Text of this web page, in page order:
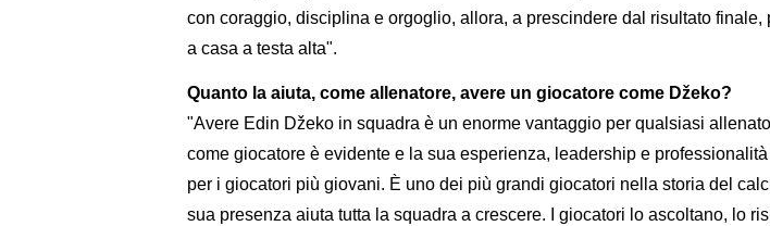
con coraggio, disciplina e orgoglio, allora, a prescindere dal risultato finale,
a casa a testa alta".
Quanto la aiuta, come allenatore, avere un giocatore come Džeko?
"Avere Edin Džeko in squadra è un enorme vantaggio per qualsiasi
come giocatore è evidente e la sua esperienza, leadership e
per i giocatori più giovani. È uno dei più grandi giocatori nella storia del
sua presenza aiuta tutta la squadra a crescere. I giocatori lo ascoltano, lo